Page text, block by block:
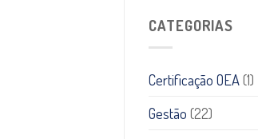
CATEGORIAS
Certificação OEA(1)
Gestão (22)